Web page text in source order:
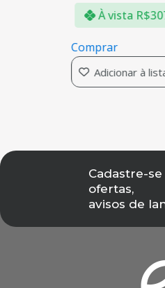
À vistaR$
Comprar
Adicionar à
Cadastre-
ofertas,
avisos de